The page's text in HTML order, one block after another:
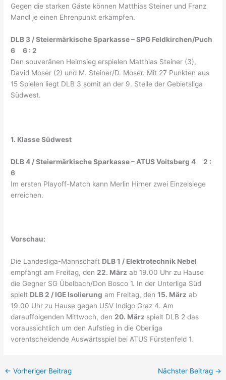
Gegen die starken Gäste können Matthias Steiner und Franz
Mandl je einen Ehrenpunkt erkämpfen.
DLB 3 / Steiermärkische Sparkasse – SPG Feldkirchen/Puch
6 6 : 2
Den souveränen Heimsieg erspielen Matthias Steiner (3),
David Moser (2) und M. Steiner/D. Moser. Mit 27 Punkten aus
15 Spielen liegt DLB 3 somit an der 9. Stelle der Gebietsliga
Südwest.
1. Klasse Südwest
DLB 4 / Steiermärkische Sparkasse – ATUS Voitsberg 4 2 :
6
Im ersten Playoff-Match kann Merlin Hirner zwei Einzelsiege
erreichen.
Vorschau:
Die Landesliga-Mannschaft DLB 1 / Elektrotechnik Nebel
empfängt am Freitag, den22. März ab 19.00 Uhr zu Hause
die Gegner SG Übelbach/Don Bosco 1. In der Unterliga Süd
spielt DLB 2 / IGE Isolierung am Freitag, den15. März ab
19.00 Uhr zu Hause gegen USV Indigo Graz 4. Am
darauffolgenden Mittwoch, den20. März spielt DLB 2 das
voraussichtlich um den Aufstieg in die Oberliga
vorentscheidende Auswärtsspiel bei ATUS Fürstenfeld 1.
← Vorheriger Beitrag Nächster Beitrag →